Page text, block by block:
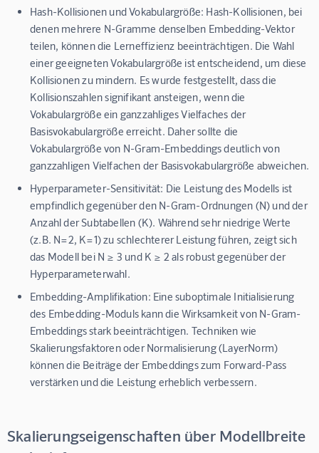
Hash-Kollisionen und Vokabulargröße: Hash-Kollisionen, bei
denen mehrere N-Gramme denselben Embedding-Vektor
teilen, können die Lerneffizienz beeinträchtigen. Die Wahl
einer geeigneten Vokabulargröße ist entscheidend, um diese
Kollisionen zu mindern. Es wurde festgestellt, dass die
Kollisionszahlen signifikant ansteigen, wenn die
Vokabulargröße ein ganzzahliges Vielfaches der
Basisvokabulargröße erreicht. Daher sollte die
Vokabulargröße von N-Gram-Embeddings deutlich von
ganzzahligen Vielfachen der Basisvokabulargröße abweichen.
Hyperparameter-Sensitivität: Die Leistung des Modells ist
empfindlich gegenüber den N-Gram-Ordnungen (N) und der
Anzahl der Subtabellen (K). Während sehr niedrige Werte
(z.B. N=2, K=1) zu schlechterer Leistung führen, zeigt sich
das Modell bei N ≥ 3 und K ≥ 2 als robust gegenüber der
Hyperparameterwahl.
Embedding-Amplifikation: Eine suboptimale Initialisierung
des Embedding-Moduls kann die Wirksamkeit von N-Gram-
Embeddings stark beeinträchtigen. Techniken wie
Skalierungsfaktoren oder Normalisierung (LayerNorm)
können die Beiträge der Embeddings zum Forward-Pass
verstärken und die Leistung erheblich verbessern.
Skalierungseigenschaften über Modellbreite